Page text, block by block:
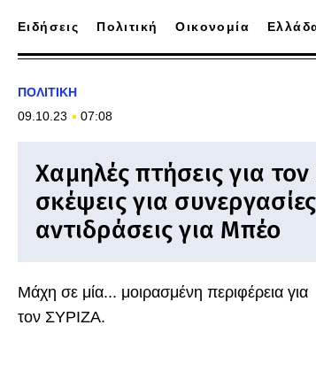
Ειδήσεις Πολιτική Οικονομία
ΠΟΛΙΤΙΚΗ
09.10.23
07:08
Χαμηλές πτήσεις για
σκέψεις για
αντιδράσεις για Μπέο
Μάχη σε μία... μοιρασμένη περιφέρεια για
τον ΣΥΡΙΖΑ.